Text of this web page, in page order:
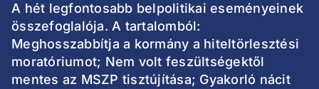
A hét legfontosabb belpolitikai eseményeinek
összefoglalója. A tartalomból:
Meghosszabbítja a kormány a hiteltörlesztési
moratóriumot; Nem volt feszültségektől
mentes az MSZP tisztújítása; Gyakorló nácit